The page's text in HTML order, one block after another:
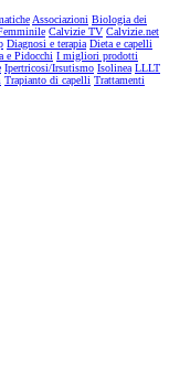
Associazioni Biologia dei
Calvizie TV Calvizie.net
Diagnosi e terapia Dieta e capelli
e Pidocchi I migliori prodotti
Ipertricosi/Irsutismo Isolinea LLLT
Trapianto di capelli Trattamenti